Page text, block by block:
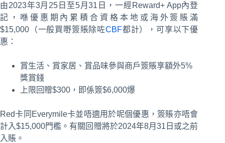
由2023年3月25日至5月31日，一經Reward+ App內登
記，喺優惠期內累積合資格本地或海外簽賬滿
$15,000（一般買嘢簽賬除咗CBF都計），可享以下優
惠：
賞生活、賞家居、賞品味參與商戶簽賬享額外5%
獎賞錢
上限回贈$300，即係簽$6,000爆
Red卡同Everymile卡並唔適用於呢個優惠，簽賬亦唔會
計入$15,000門檻。有關回贈將於2024年8月31日或之前
入賬。